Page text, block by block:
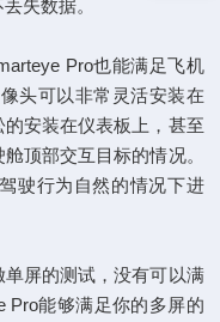
失数据。
Pro也能满足飞机
头可以非常灵活安装在
安装在仪表板上，甚至
顶部交互目标的情况。
驶行为自然的情况下进
屏的测试，没有可以满
Pro能够满足你的多屏的